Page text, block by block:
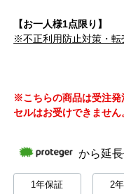
【お一人様1点限り】
※不正利用防止対策・転
※こちらの商品は受注発
セルはお受けできません